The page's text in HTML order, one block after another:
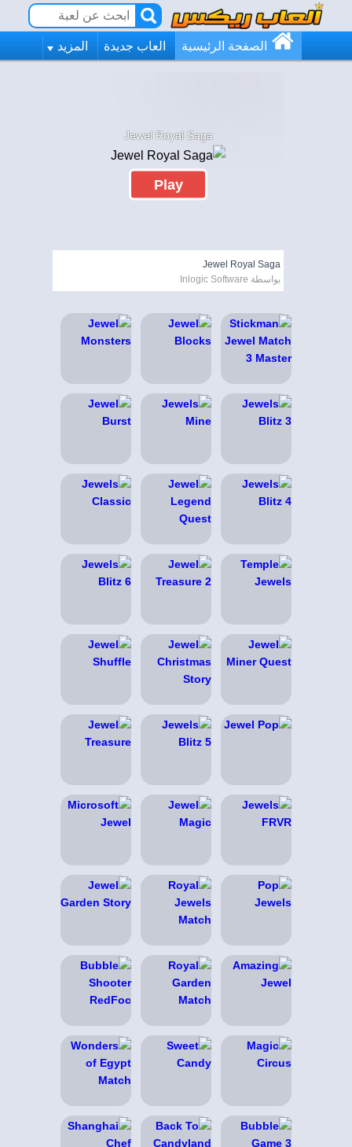
الصفحة الرئيسية العاب جديدة المزيد
Jewel Royal Saga
Play
Jewel Royal Saga
بواسطة Inlogic Software